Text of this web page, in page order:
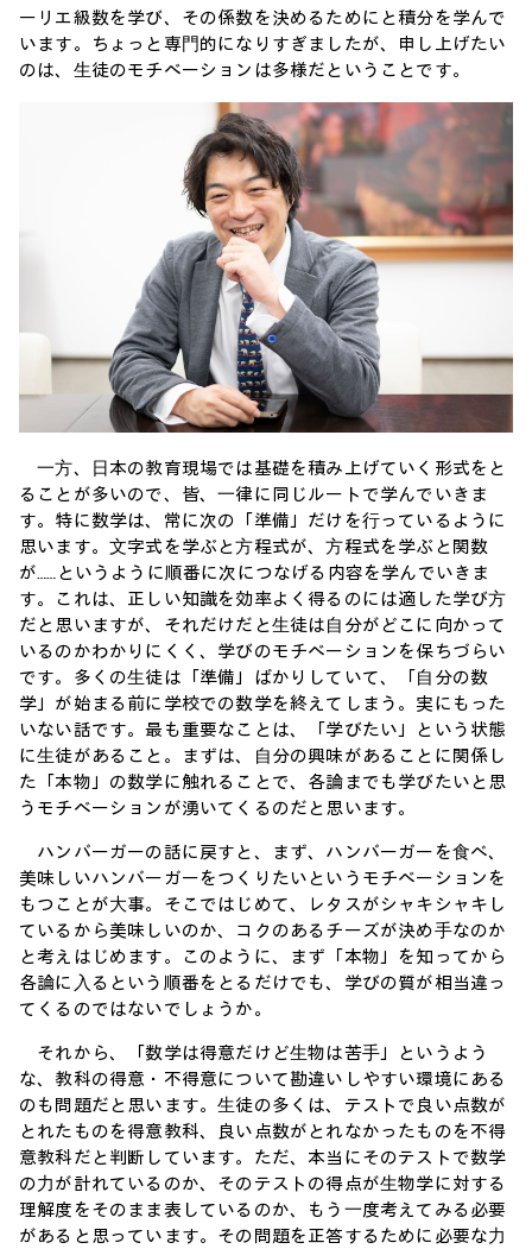
ーリエ級数を学び、その係数を決めるためにと積分を学んで
います。ちょっと専⾨的になりすぎましたが、申し上げたい
のは、⽣徒のモチベーションは多様だということです。
⼀⽅、⽇本の教育現場では基礎を積み上げていく形式をと
ることが多いので、皆、⼀律に同じルートで学んでいきま
す。特に数学は、常に次の「準備」だけを⾏っているように
思います。⽂字式を学ぶと⽅程式が、⽅程式を学ぶと関数
が……というように順番に次につなげる内容を学んでいきま
す。これは、正しい知識を効率よく得るのには適した学び⽅
だと思いますが、それだけだと⽣徒は⾃分がどこに向かって
いるのかわかりにくく、学びのモチベーションを保ちづらい
です。多くの⽣徒は「準備」ばかりしていて、「⾃分の数
学」が始まる前に学校での数学を終えてしまう。実にもった
いない話です。最も重要なことは、「学びたい」という状態
に⽣徒があること。まずは、⾃分の興味があることに関係し
た「本物」の数学に触れることで、各論までも学びたいと思
うモチベーションが湧いてくるのだと思います。
ハンバーガーの話に戻すと、まず、ハンバーガーを⾷べ、
美味しいハンバーガーをつくりたいというモチベーションを
もつことが⼤事。そこではじめて、レタスがシャキシャキし
ているから美味しいのか、コクのあるチーズが決め⼿なのか
と考えはじめます。このように、まず「本物」を知ってから
各論に⼊るという順番をとるだけでも、学びの質が相当違っ
てくるのではないでしょうか。
それから、「数学は得意だけど⽣物は苦⼿」というよう
な、教科の得意・不得意について勘違いしやすい環境にある
のも問題だと思います。⽣徒の多くは、テストで良い点数が
とれたものを得意教科、良い点数がとれなかったものを不得
意教科だと判断しています。ただ、本当にそのテストで数学
の⼒が計れているのか、そのテストの得点が⽣物学に対する
理解度をそのまま表しているのか、もう⼀度考えてみる必要
があると思っています。その問題を正答するために必要な⼒